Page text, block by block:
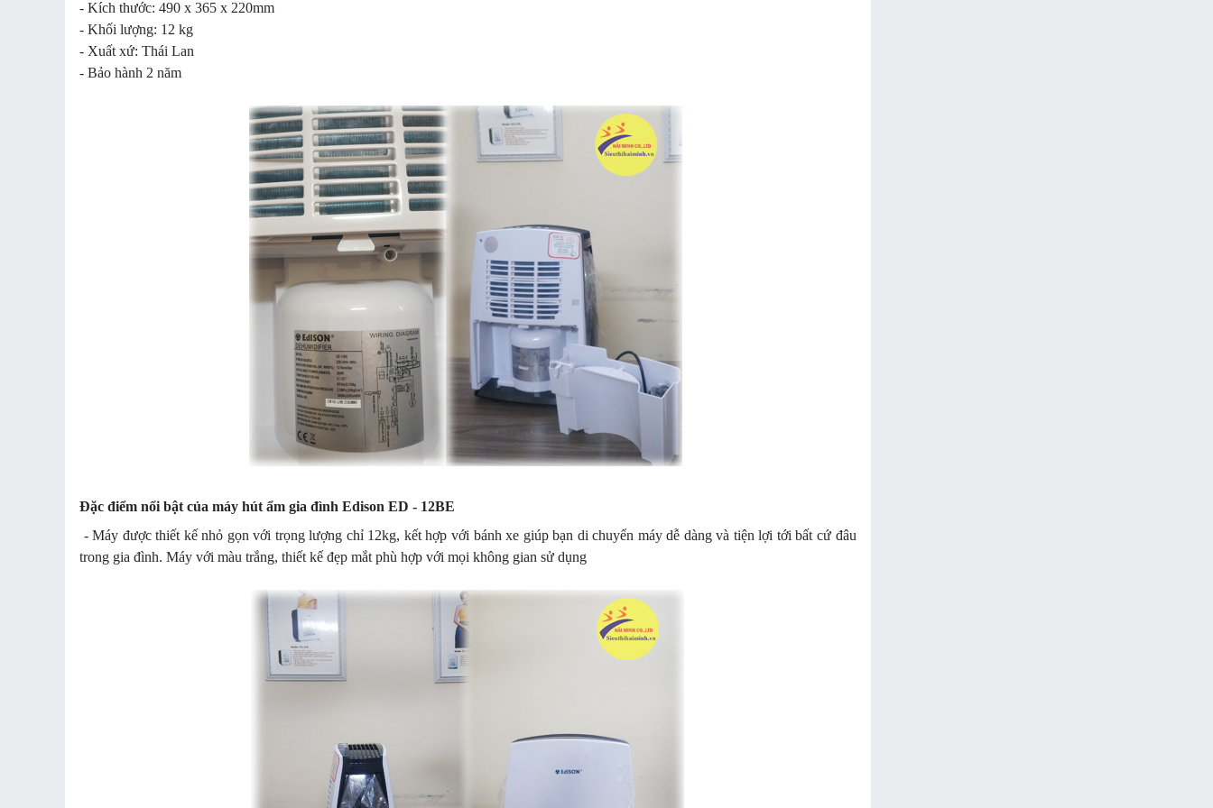
- Kích thước: 490 x 365 x 220mm
- Khối lượng: 12 kg
- Xuất xứ: Thái Lan
- Bảo hành 2 năm
Đặc điểm nổi bật của máy hút ẩm gia đình Edison ED - 12BE
- Máy được thiết kế nhỏ gọn với trọng lượng chỉ 12kg, kết hợp với bánh xe giúp bạn di chuyển máy dễ dàng và tiện lợi tới bất cứ đâu
trong gia đình. Máy với màu trắng, thiết kế đẹp mắt phù hợp với mọi không gian sử dụng